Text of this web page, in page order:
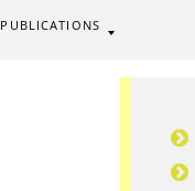
PUBLICATIONS